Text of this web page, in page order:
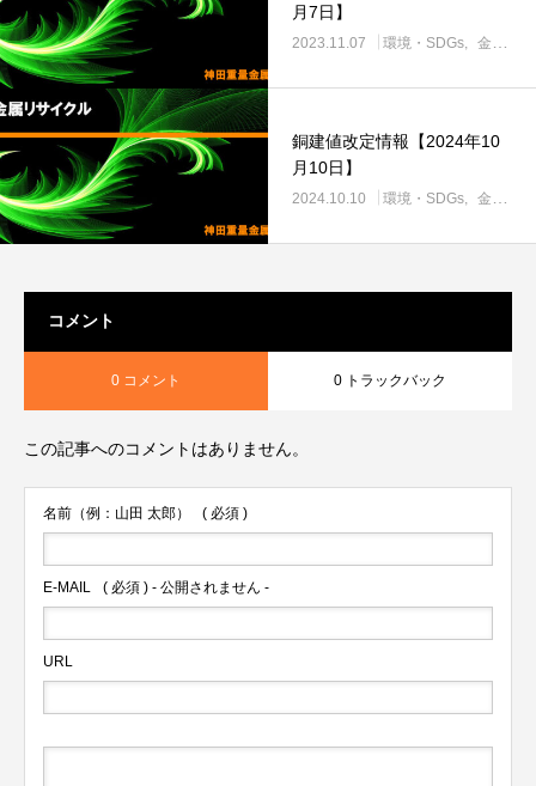
月7日】
2023.11.07 環境・SDGs 金属スクラップ
銅建値改定情報【2024年10
月10日】
2024.10.10 環境・SDGs 金属スクラップ
コメント
0 コメント 0 トラックバック
この記事へのコメントはありません。
名前（例：山田 太郎） ( 必須 )
E-MAIL ( 必須 ) - 公開されません -
URL